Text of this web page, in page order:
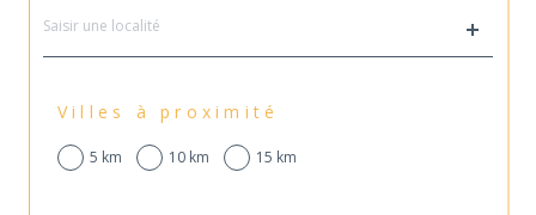
Villes à proximité
5 km 10 km 15 km